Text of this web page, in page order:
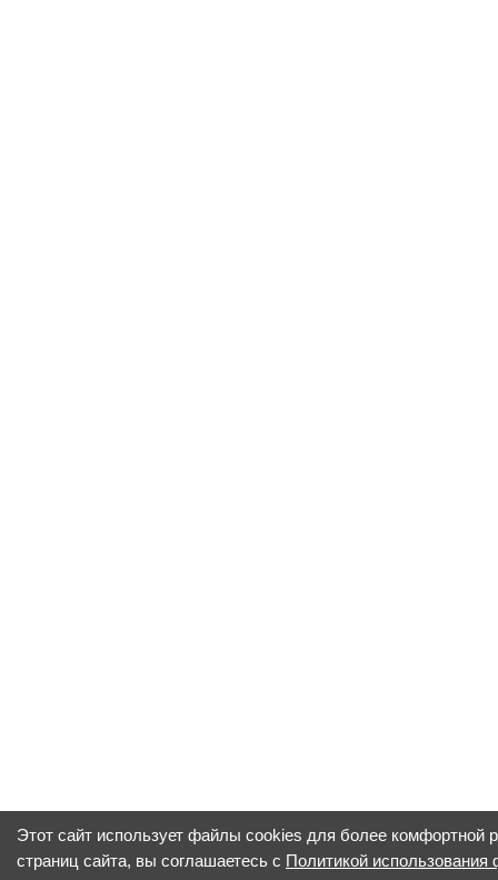
Этот сайт использует файлы cookies для более комфортной
страниц сайта, вы соглашаетесь с Политикой